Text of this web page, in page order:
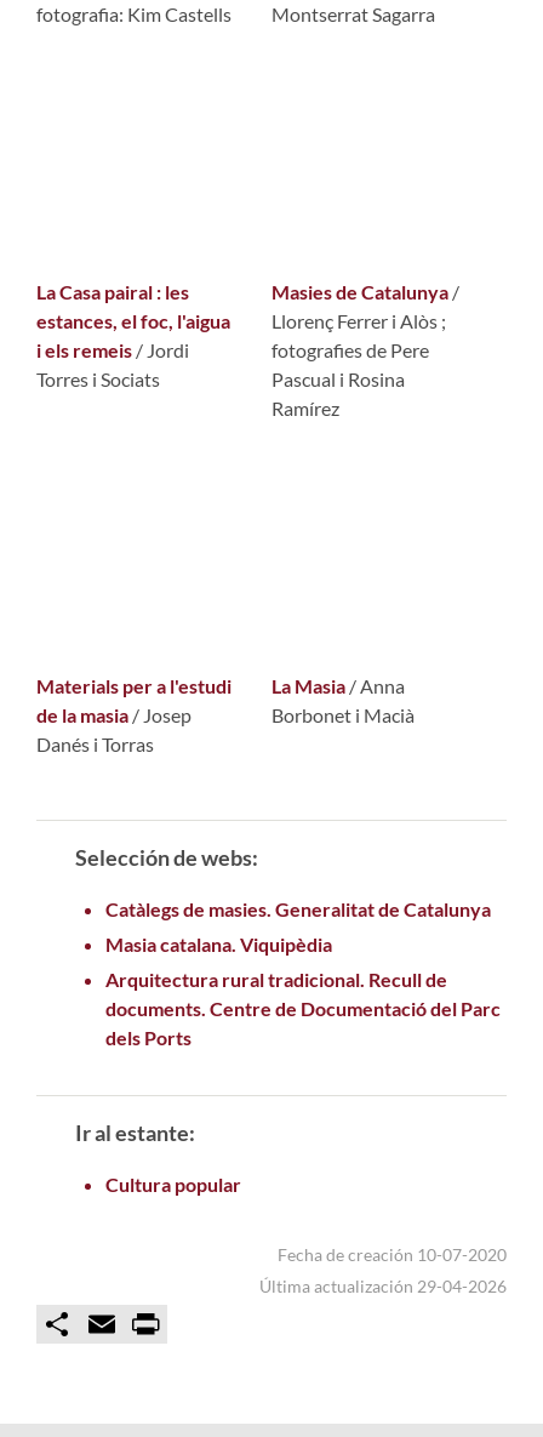
fotografia: Kim Castells
Montserrat Sagarra
La Casa pairal : les
estances, el foc, l'aigua
i els remeis / Jordi
Torres i Sociats
Masies de Catalunya /
Llorenç Ferrer i Alòs ;
fotografies de Pere
Pascual i Rosina
Ramírez
Materials per a l'estudi
de la masia / Josep
Danés i Torras
La Masia / Anna
Borbonet i Macià
Selección de webs:
Catàlegs de masies. Generalitat de Catalunya
Masia catalana. Viquipèdia
Arquitectura rural tradicional. Recull de
documents. Centre de Documentació del Parc
dels Ports
Ir al estante:
Cultura popular
Fecha de creación 10-07-2020
Última actualización 29-04-2026
C
t
m